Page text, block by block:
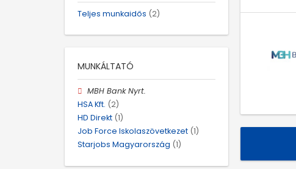
Teljes munkaidős (2)
MUNKÁLTATÓ
MBH Bank Nyrt.
HSA Kft. (2)
HD Direkt (1)
Job Force Iskolaszövetkezet (1)
Starjobs Magyarország (1)